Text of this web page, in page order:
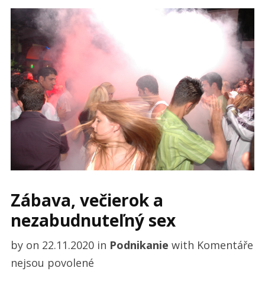
Zábava, večierok a
nezabudnuteľný sex
by on 22.11.2020in Podnikanie with Komentáře
nejsou povolenéu